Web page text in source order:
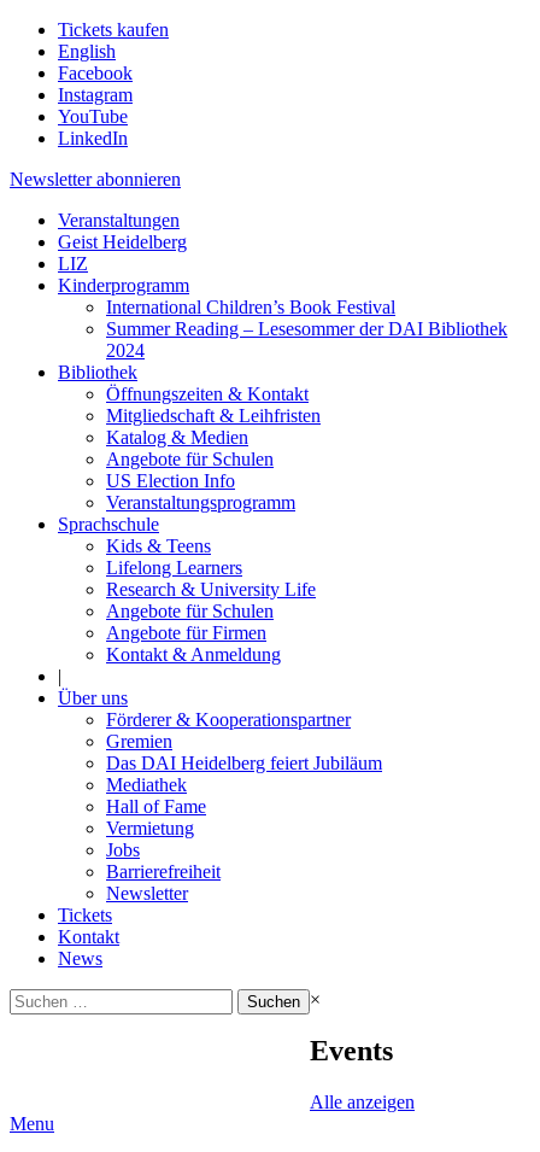
Tickets kaufen
English
Facebook
Instagram
YouTube
LinkedIn
Newsletter abonnieren
Veranstaltungen
Geist Heidelberg
LIZ
Kinderprogramm
International Children’s Book Festival
Summer Reading – Lesesommer der DAI Bibliothek
2024
Bibliothek
Öffnungszeiten & Kontakt
Mitgliedschaft & Leihfristen
Katalog & Medien
Angebote für Schulen
US Election Info
Veranstaltungsprogramm
Sprachschule
Kids & Teens
Lifelong Learners
Research & University Life
Angebote für Schulen
Angebote für Firmen
Kontakt & Anmeldung
|
Über uns
Förderer & Kooperationspartner
Gremien
Das DAI Heidelberg feiert Jubiläum
Mediathek
Hall of Fame
Vermietung
Jobs
Barrierefreiheit
Newsletter
Tickets
Kontakt
News
Suchen
nach:
×
Events
Alle anzeigen
Menu